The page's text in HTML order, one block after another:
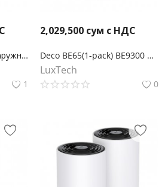
Deco BE25-Outdoor Наружний Mesh WiFi 7-маршрутизатор BE3600
1
2,029,500 сум с НДС
Deco BE65(1-pack) BE9300 Трехдиапазонный Mesh-модуль Wi-Fi 7
LuxTech
0